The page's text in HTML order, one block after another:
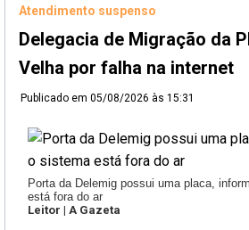
Atendimento suspenso
Delegacia de Migração da
Velha por falha na internet
Publicado em 05/08/2026 às 15:31
Porta da Delemig possui uma placa,
está fora do ar
Leitor | A Gazeta